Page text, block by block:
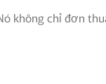
không chỉ đơn